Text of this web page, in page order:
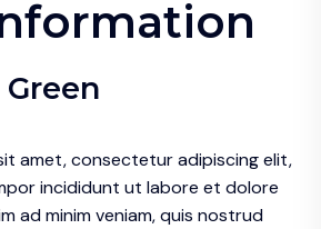
amet, consectetur adipiscing elit,
incididunt ut labore et dolore
ad minim veniam, quis nostrud